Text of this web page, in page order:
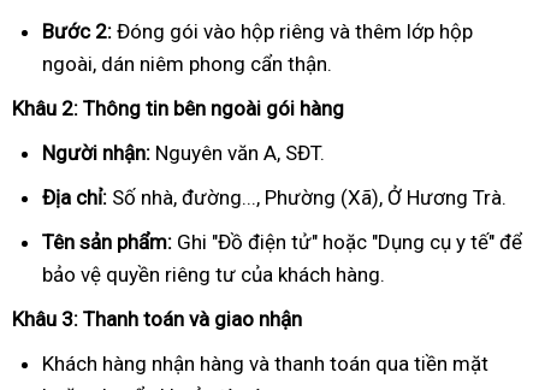
Bước 2: Đóng gói vào hộp riêng và thêm lớp hộp
ngoài, dán niêm phong cẩn thận.
Khâu 2: Thông tin bên ngoài gói hàng
Người nhận: Nguyên văn A, SĐT.
Địa chỉ: Số nhà, đường..., Phường (Xã), Ở Hương Trà.
Tên sản phẩm: Ghi "Đồ điện tử" hoặc "Dụng cụ y tế" để
bảo vệ quyền riêng tư của khách hàng.
Khâu 3: Thanh toán và giao nhận
Khách hàng nhận hàng và thanh toán qua tiền mặt